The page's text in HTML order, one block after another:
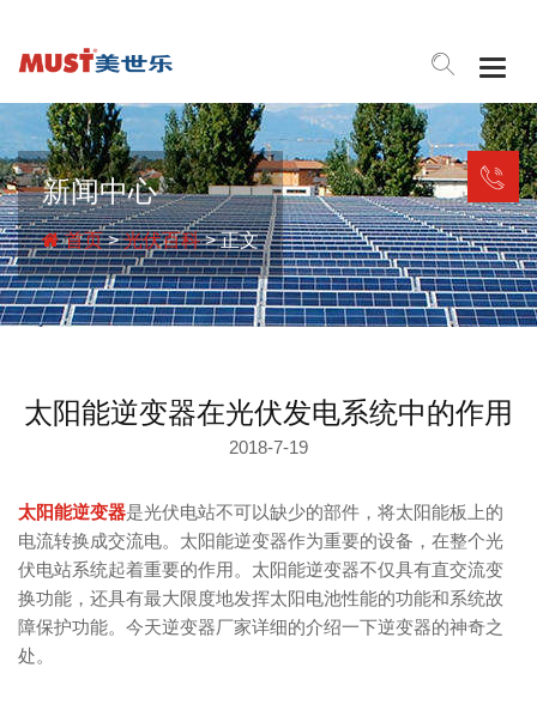
新闻中心
首页>光伏百科> 正文
太阳能逆变器在光伏发电系统中的作用
2018-7-19
太阳能逆变器是光伏电站不可以缺少的部件，将太阳能板上的
电流转换成交流电。太阳能逆变器作为重要的设备，在整个光
伏电站系统起着重要的作用。太阳能逆变器不仅具有直交流变
换功能，还具有最大限度地发挥太阳电池性能的功能和系统故
障保护功能。今天逆变器厂家详细的介绍一下逆变器的神奇之
处。